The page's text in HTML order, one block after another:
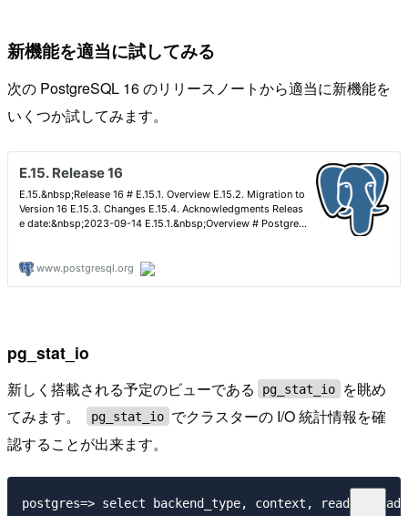
新機能を適当に試してみる
次の PostgreSQL 16 のリリースノートから適当に新機能を
いくつか試してみます。
pg_stat_io
新しく搭載される予定のビューである pg_stat_io
を眺め
てみます。
pg_stat_io でクラスターの I/O 統計情報を確
認することが出来ます。
postgres=> select backend_type, context, reads,